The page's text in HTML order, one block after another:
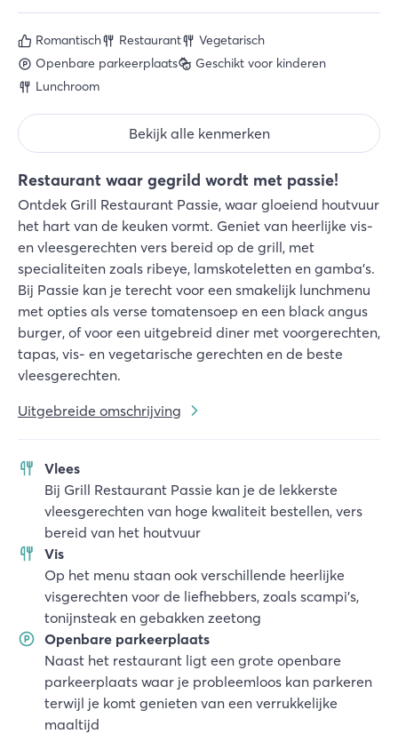
Restaurant waar gegrild wordt met passie!
Ontdek Grill Restaurant Passie, waar gloeiend houtvuur
het hart van de keuken vormt. Geniet van heerlijke vis-
en vleesgerechten vers bereid op de grill, met
specialiteiten zoals ribeye, lamskoteletten en gamba's.
Bij Passie kan je terecht voor een smakelijk lunchmenu
met opties als verse tomatensoep en een black angus
burger, of voor een uitgebreid diner met voorgerechten,
tapas, vis- en vegetarische gerechten en de beste
vleesgerechten.
Uitgebreide omschrijving
Vlees
Bij Grill Restaurant Passie kan je de lekkerste
vleesgerechten van hoge kwaliteit bestellen, vers
bereid van het houtvuur
Vis
Op het menu staan ook verschillende heerlijke
visgerechten voor de liefhebbers, zoals scampi's,
tonijnsteak en gebakken zeetong
Openbare parkeerplaats
Naast het restaurant ligt een grote openbare
parkeerplaats waar je probleemloos kan parkeren
terwijl je komt genieten van een verrukkelijke
maaltijd
Romantisch Restaurant
Vegetarisch
Openbare parkeerplaats
Geschikt voor kinderen
Lunchroom
Bekijk alle kenmerken